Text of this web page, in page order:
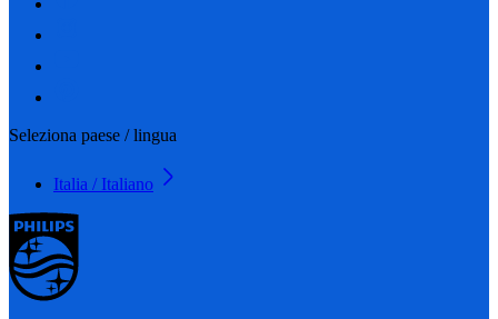
Seleziona paese / lingua
Italia / Italiano